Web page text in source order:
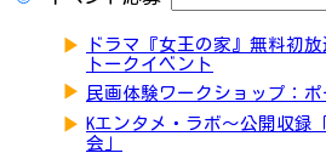
▶
ドラマ『女王の家』無料初
トークイベント
▶ 民画体験ワークショップ：
▶ Kエンタメ・ラボ～公開収録
会」